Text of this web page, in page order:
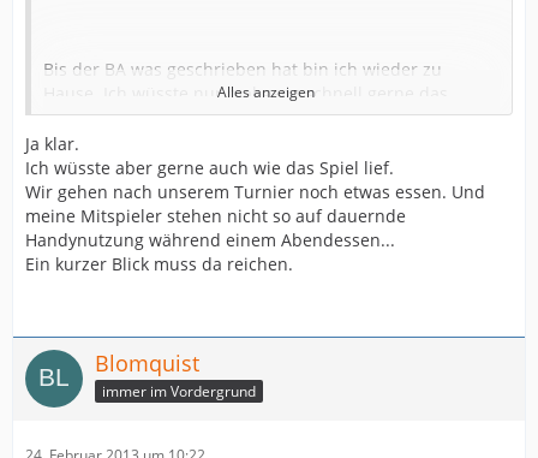
Bis der BA was geschrieben hat bin ich wieder zu
Hause. Ich wüsste nur mal ganz schnell gerne das
Ergebnis und wie das Spiel gelaufen ist.
Das SIS übers Handy ist
Och büddeeee komm mach schon...
Bei handball-world.com | Handball - Zu Hause in den
Alles anzeigen
Ja klar.
Ich wüsste aber gerne auch wie das Spiel lief.
Wir gehen nach unserem Turnier noch etwas essen. Und
meine Mitspieler stehen nicht so auf dauernde
Handynutzung während einem Abendessen...
Ein kurzer Blick muss da reichen.
Blomquist
immer im Vordergrund